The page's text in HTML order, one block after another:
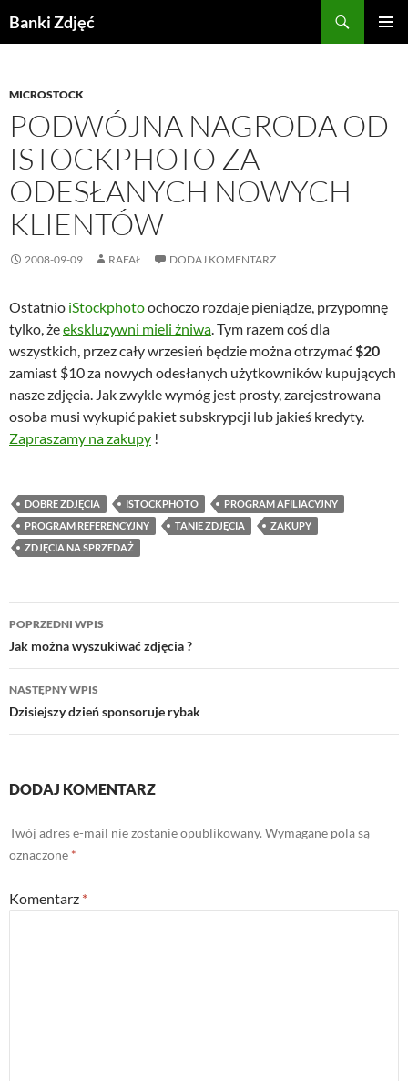
doBanki Zdjęć
MICROSTOCK
PODWÓJNA NAGRODA OD
ISTOCKPHOTO ZA
ODESŁANYCH NOWYCH
KLIENTÓW
2008-09-09 RAFAŁ DODAJ KOMENTARZ
Ostatnio iStockphotoochoczo rozdaje pieniądze, przypomnę
tylko, żeekskluzywni mieli żniwa. Tym razem coś dla
wszystkich, przez cały wrzesień będzie można otrzymać$20
zamiast $10 za nowych odesłanych użytkowników kupujących
nasze zdjęcia. Jak zwykle wymóg jest prosty, zarejestrowana
osoba musi wykupić pakiet subskrypcji lub jakieś kredyty.
Zapraszamy na zakupy !
DOBRE ZDJĘCIA ISTOCKPHOTO
PROGRAM AFILIACYJNY
PROGRAM REFERENCYJNY
TANIE ZDJĘCIA
ZAKUPY
ZDJĘCIA NA SPRZEDAŻ
Nawigacja
wpisu
POPRZEDNI WPIS
Jak można wyszukiwać zdjęcia ?
NASTĘPNY WPIS
Dzisiejszy dzień sponsoruje rybak
DODAJ KOMENTARZ
Twój adres e-mail nie zostanie opublikowany. Wymagane pola są
oznaczone *
Komentarz *